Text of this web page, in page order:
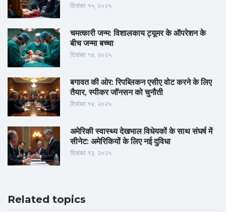
दिसंबर १५, २०२५
चमत्कारी जन्म: विशालकाय ट्यूमर के ऑपरेशन के
बीच जन्मा बच्चा
दिसंबर १४, २०२५
बगावत की ओर: रिपब्लिकन एसीए वोट करने के लिए
तैयार, स्पीकर जॉनसन को चुनौती
दिसंबर १४, २०२५
अमेरिकी स्वास्थ्य देखभाल विधेयकों के साथ संघर्ष में
सीनेट: अमेरिकियों के लिए नई दुविधा
दिसंबर १३, २०२५
Related topics